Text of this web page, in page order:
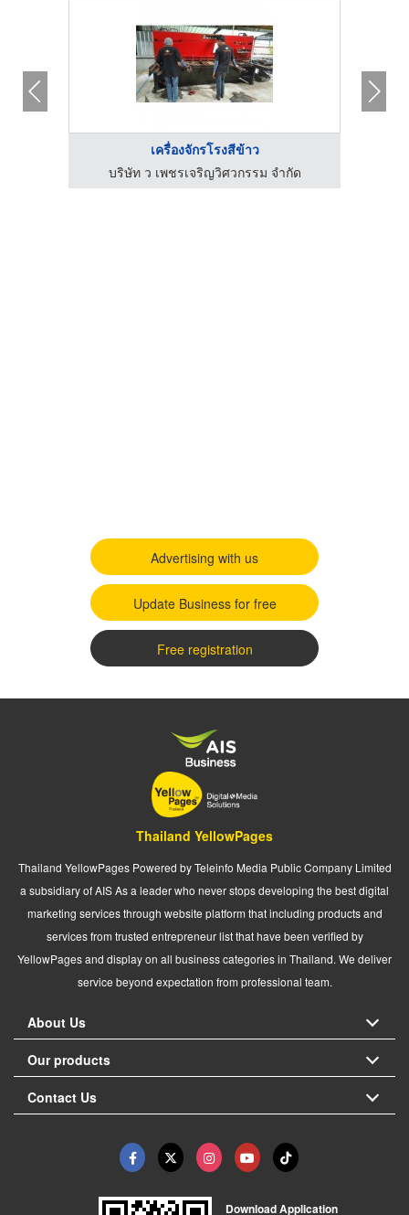
เครื่องจักรโรงสีข้าว
บริษัท ว เพชรเจริญวิศวกรรม จำกัด
Advertising with us
Update Business for free
Free registration
Thailand YellowPages
Thailand YellowPages Powered by Teleinfo Media Public Company Limited
a subsidiary of AIS As a leader who never stops developing the best digital
marketing services through website platform that including products and
services from trusted entrepreneur list that have been verified by
YellowPages and display on all business categories in Thailand. We deliver
service beyond expectation from professional team.
About Us
Our products
Contact Us
Download Application